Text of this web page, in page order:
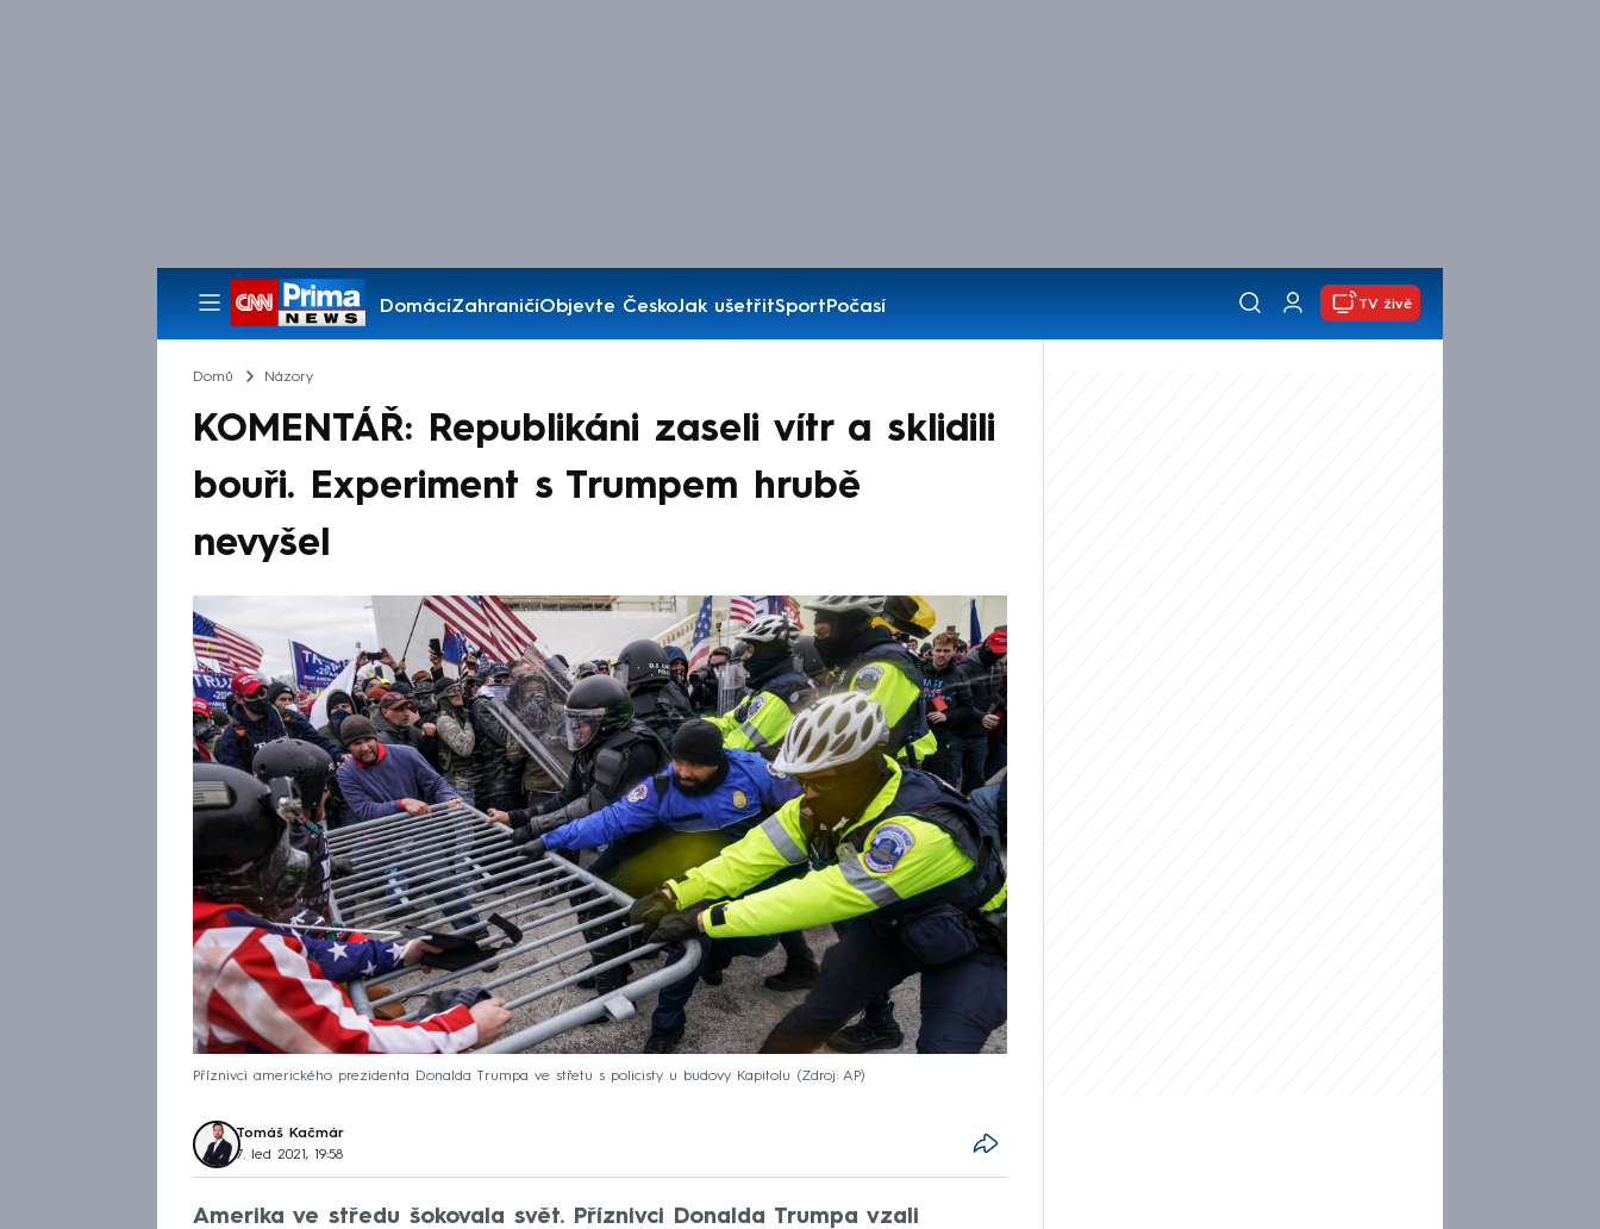
DomácíZahraničíObjevte ČeskoJak ušetřitSportPočasí
Pořady
TV živě
Domů Názory
KOMENTÁŘ: Republikáni zaseli vítr a sklidili
bouři. Experiment s Trumpem hrubě
nevyšel
Příznivci amerického prezidenta Donalda Trumpa ve střetu s policisty u budovy Kapitolu Zdroj: AP
Tomáš Kačmár
7. led 2021, 19:58
Amerika ve středu šokovala svět. Příznivci Donalda Trumpa vzali